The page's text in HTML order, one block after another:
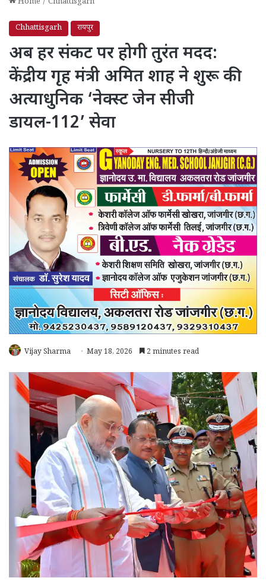
Chhattisgarh रायपुर
अब हर संकट पर होगी तुरंत मदद:
केंद्रीय गृह मंत्री अमित शाह ने शुरू की
अत्याधुनिक ‘नेक्स्ट जेन सीजी
डायल-112’ सेवा
Vijay Sharma May 18, 2026 2 minutes read